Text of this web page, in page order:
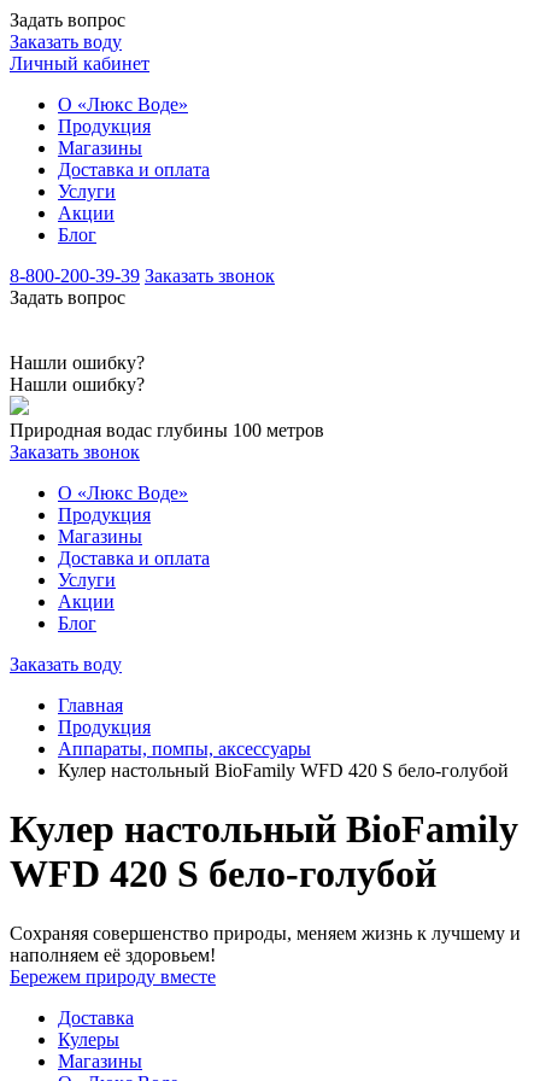
Задать вопрос
Заказать воду
Личный кабинет
О «Люкс Воде»
Продукция
Магазины
Доставка и оплата
Услуги
Акции
Блог
8-800-200-39-39 Заказать звонок
Задать вопрос
Нашли ошибку?
Нашли ошибку?
Природная водас глубины 100 метров
Заказать звонок
О «Люкс Воде»
Продукция
Магазины
Доставка и оплата
Услуги
Акции
Блог
Заказать воду
Главная
Продукция
Аппараты, помпы, аксессуары
Кулер настольный BioFamily WFD 420 S бело-голубой
Кулер настольный BioFamily
WFD 420 S бело-голубой
Сохраняя совершенство природы, меняем жизнь к лучшему и
наполняем её здоровьем!
Бережем природу вместе
Доставка
Кулеры
Магазины